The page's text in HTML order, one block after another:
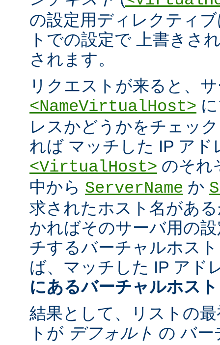
の設定用ディレクティ
トでの設定で 上書きさ
されます。
リクエストが来ると、
<NameVirtualHost>
レスかどうかをチェッ
れば マッチした IP アド
<VirtualHost> のそれ
中から ServerName か
求されたホスト名があ
かればそのサーバ用の
チするバーチャルホス
ば、マッチした IP アド
にあるバーチャルホスト
結果として、リストの
トが デフォルト の バー